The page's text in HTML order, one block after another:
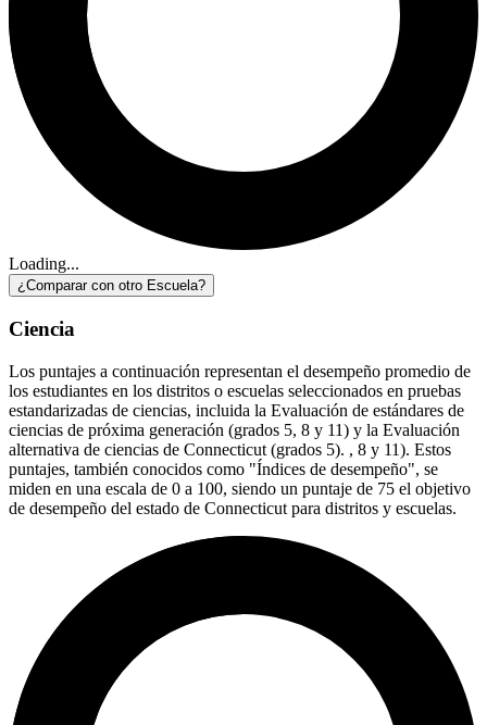
Loading...
¿Comparar con otro Escuela?
Ciencia
Los puntajes a continuación representan el desempeño promedio de
los estudiantes en los distritos o escuelas seleccionados en pruebas
estandarizadas de ciencias, incluida la Evaluación de estándares de
ciencias de próxima generación (grados 5, 8 y 11) y la Evaluación
alternativa de ciencias de Connecticut (grados 5). , 8 y 11). Estos
puntajes, también conocidos como "Índices de desempeño", se
miden en una escala de 0 a 100, siendo un puntaje de 75 el objetivo
de desempeño del estado de Connecticut para distritos y escuelas.